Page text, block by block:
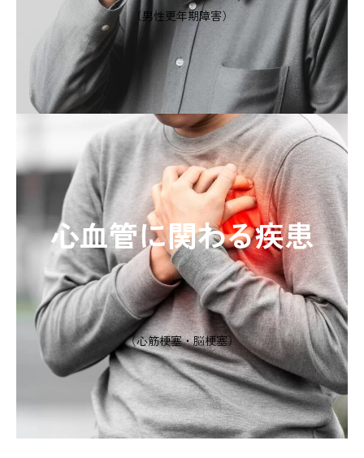
（男性更年期障害）
心血管に関わる疾患
（心筋梗塞・脳梗塞）